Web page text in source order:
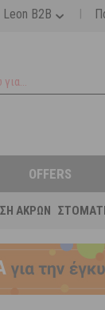
Leon B2B |
ΆΚΡΩΝ
OFFERS